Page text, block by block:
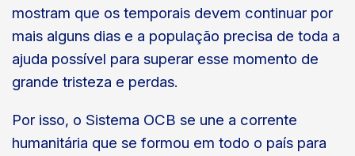
mostram que os temporais devem continuar por
mais alguns dias e a população precisa de toda a
ajuda possível para superar esse momento de
grande tristeza e perdas.
Por isso, o Sistema OCB se une a corrente
humanitária que se formou em todo o país para